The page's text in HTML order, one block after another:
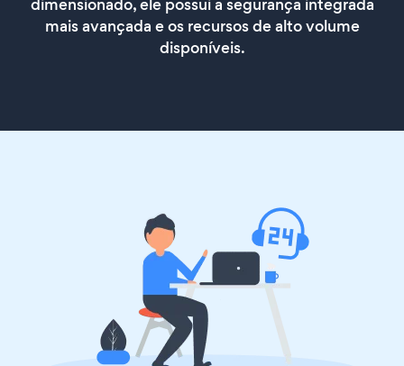
dimensionado, ele possui a segurança integrada
mais avançada e os recursos de alto volume
disponíveis.